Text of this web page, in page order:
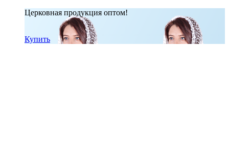
Церковная продукция оптом!
Купить